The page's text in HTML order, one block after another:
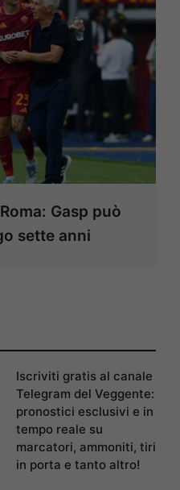
Gasp può
sette anni
Iscriviti gratis al canale
Telegram del Veggente:
pronostici esclusivi e in
tempo reale su
marcatori, ammoniti, tiri
in porta e tanto altro!